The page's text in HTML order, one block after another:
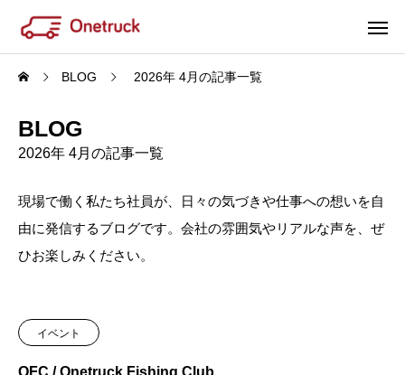
BLOG 2026年 4月の記事一覧
BLOG
2026年 4月の記事一覧
現場で働く私たち社員が、日々の気づきや仕事への想いを自
由に発信するブログです。会社の雰囲気やリアルな声を、ぜ
ひお楽しみください。
イベント
OFC / Onetruck Fishing Club